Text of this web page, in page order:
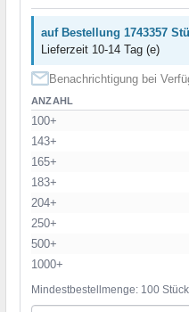
auf Bestellung 1743357
Lieferzeit 10-14 Tag (e)
Benachrichtigung bei
ANZAHL
100+
143+
165+
183+
204+
250+
500+
1000+
Mindestbestellmenge: 100